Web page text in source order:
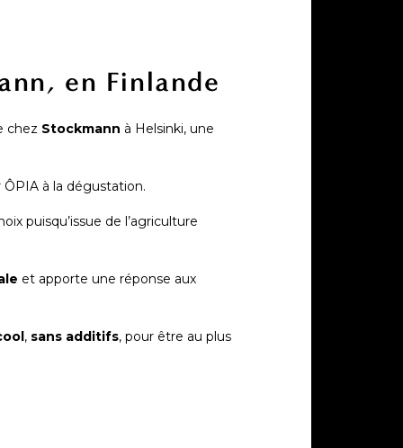
en Finlande
chez Stockmann à Helsinki, une
à la dégustation.
puisqu’issue de l’agriculture
et apporte une réponse aux
, sans additifs, pour être au plus